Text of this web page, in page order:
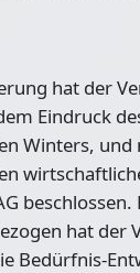
hat der
Eindruck
Winters, und
beschlossen.
hat der
Bedürfnis-